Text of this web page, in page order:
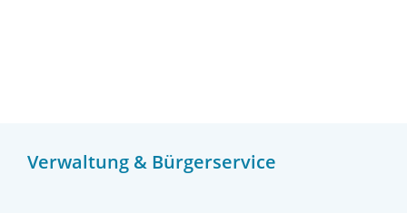
Verwaltung & Bürgerservice